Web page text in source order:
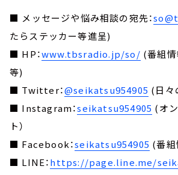
■ メッセージや悩み相談の宛先：
たらステッカー等進呈)
■ HP：www.tbsradio.jp/so/ (番組
等)
■ Twitter：@seikatsu954905 (日々
■ Instagram：seikatsu954905 (オ
ト）
■ Facebook：seikatsu954905 (番組
■ LINE：https://page.line.me/